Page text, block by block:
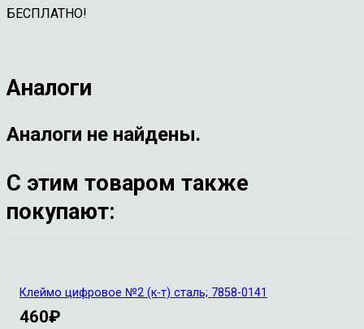
БЕСПЛАТНО!
Аналоги
Аналоги не найдены.
С этим товаром также
покупают:
Клеймо цифровое №2 (к-т) сталь; 7858-0141
460₽